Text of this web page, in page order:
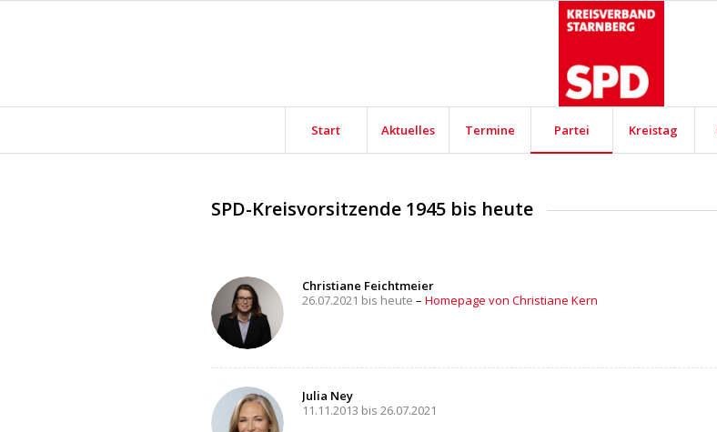
Start Aktuelles Termine Partei Kreistag
SPD-Kreisvorsitzende 1945 bis heute
Christiane Feichtmeier
26.07.2021 bis heute – Homepage von Christiane Kern
Julia Ney
11.11.2013 bis 26.07.2021